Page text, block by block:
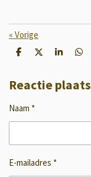
« Vorige
D
e
n
D
l
S
r
e
D
e
n
Reactie
Naam *
E-mailadres *